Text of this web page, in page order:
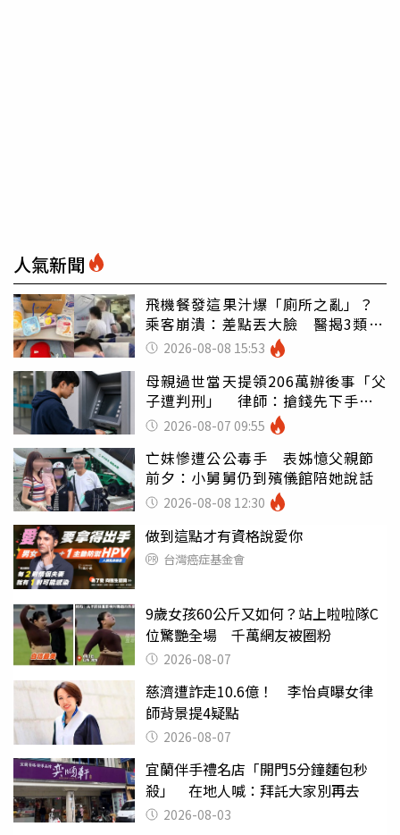
人氣新聞
飛機餐發這果汁爆「廁所之亂」？
乘客崩潰：差點丟大臉 醫揭3類人
別亂喝
2026-08-08 15:53
母親過世當天提領206萬辦後事「父
子遭判刑」 律師：搶錢先下手是
罪 2026-08-07 09:55
亡妹慘遭公公毒手 表姊憶父親節
前夕：小舅舅仍到殯儀館陪她說話
2026-08-08 12:30
做到這點才有資格說愛你
台灣癌症基金會
9歲女孩60公斤又如何？站上啦啦隊C
位驚艷全場 千萬網友被圈粉
2026-08-07
慈濟遭詐走10.6億！ 李怡貞曝女律
師背景提4疑點
2026-08-07
宜蘭伴手禮名店「開門5分鐘麵包秒
殺」 在地人喊：拜託大家別再去
2026-08-03